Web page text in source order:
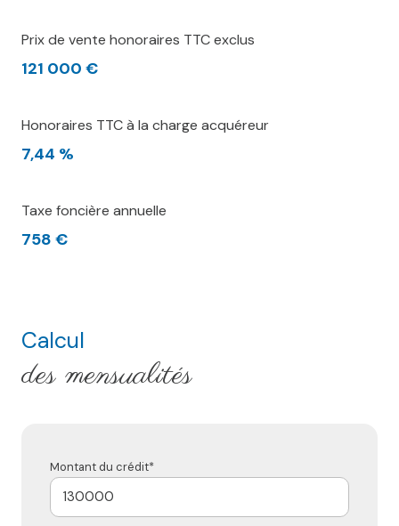
Prix de vente honoraires TTC exclus
121 000 €
Honoraires TTC à la charge acquéreur
7,44 %
Taxe foncière annuelle
758 €
Calcul
des mensualités
Montant du crédit*